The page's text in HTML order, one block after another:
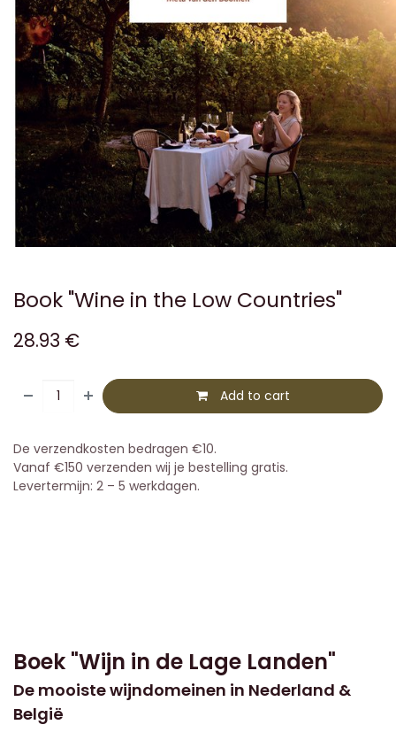
Book "Wine in the Low Countries"
28.93 €
Add to cart
De verzendkosten bedragen €10.
Vanaf €150 verzenden wij je bestelling gratis.
Levertermijn: 2 – 5 werkdagen.
Boek "Wijn in de Lage Landen"
De mooiste wijndomeinen in Nederland &
België